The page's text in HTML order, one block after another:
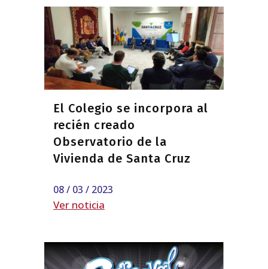
El Colegio se incorpora al
recién creado
Observatorio de la
Vivienda de Santa Cruz
08 / 03 / 2023
Ver noticia